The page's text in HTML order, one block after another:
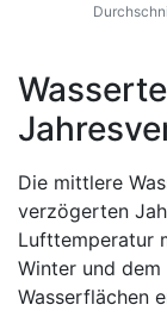
Die mittlere
verzögerten
Lufttemperatur
Winter und
Wasserflächen